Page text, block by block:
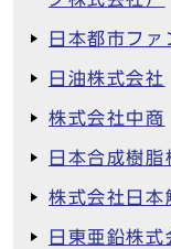
日本都市ファ
日油株式会社
株式会社中商
日本合成樹脂
株式会社日本
日東亜鉛株式